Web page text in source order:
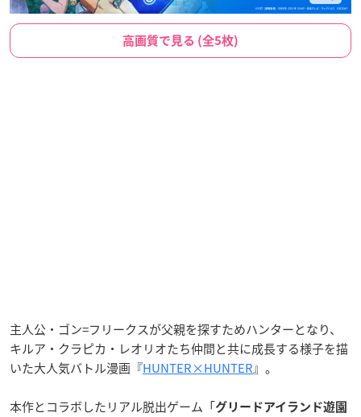
高画質で見る (全5枚)
主人公・ゴン=フリークスが父親を探すためハンターとなり、
キルア・クラピカ・レオリオたち仲間と共に成長する様子を描
いた大人気バトル漫画『HUNTER×HUNTER』。
本作とコラボしたリアル脱出ゲーム「グリードアイランド遊園